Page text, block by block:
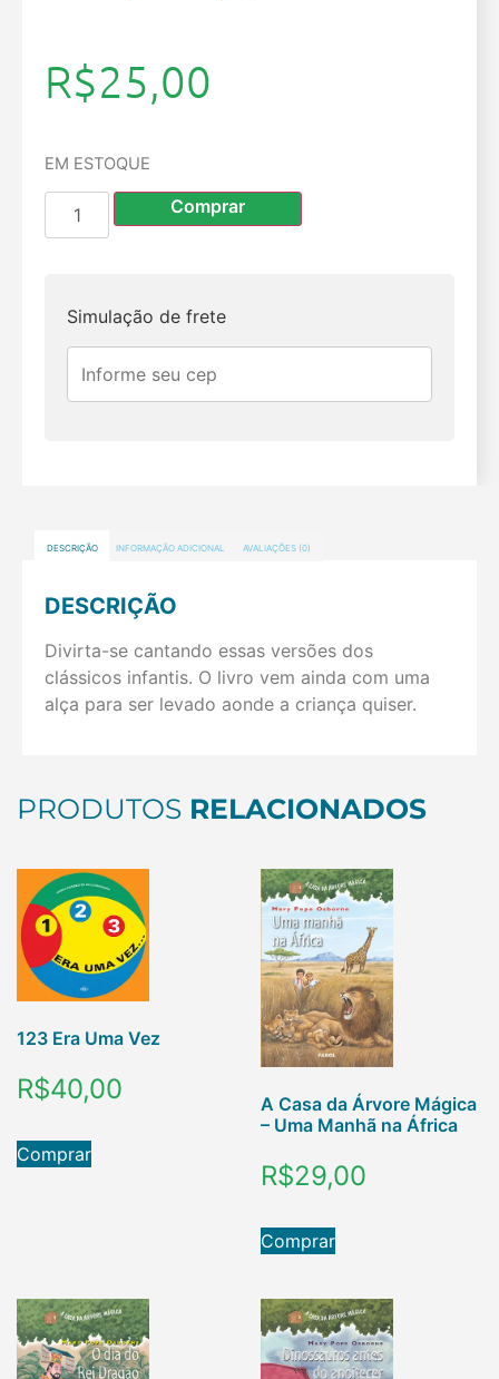
R$25,00
EM ESTOQUE
Comprar
Simulação de frete
DESCRIÇÃO INFORMAÇÃO ADICIONAL AVALIAÇÕES (0)
DESCRIÇÃO
Divirta-se cantando essas versões dos
clássicos infantis. O livro vem ainda com uma
alça para ser levado aonde a criança quiser.
PRODUTOS RELACIONADOS
123 Era Uma Vez
R$40,00
Comprar
A Casa da Árvore Mágica
– Uma Manhã na África
R$29,00
Comprar